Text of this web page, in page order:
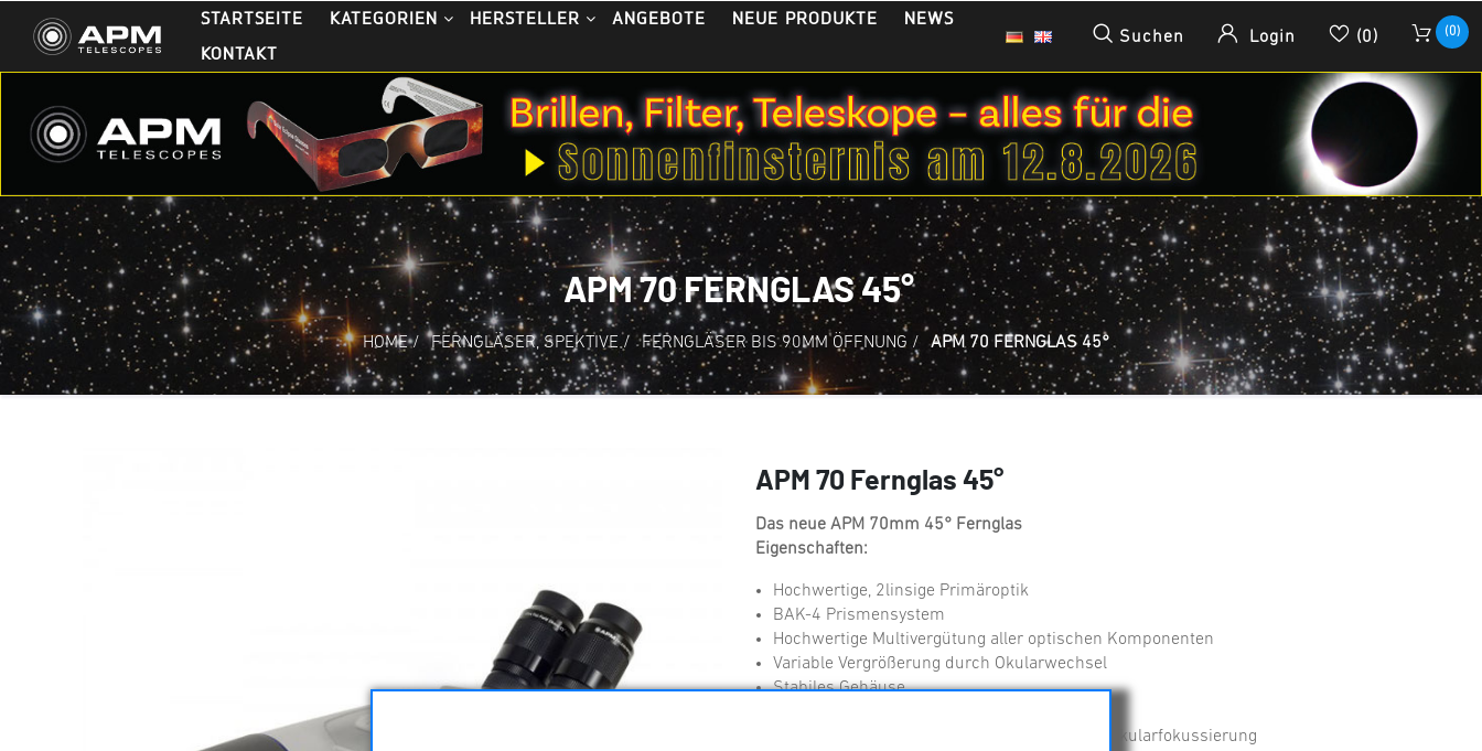
STARTSEITE KATEGORIEN HERSTELLER ANGEBOTE NEUE PRODUKTE
NEWS
KONTAKT
Suchen Login (0) (0)
APM 70 FERNGLAS 45°
HOME / FERNGLÄSER, SPEKTIVE / FERNGLÄSER BIS 90MM ÖFFNUNG / APM 70 FERNGLAS 45°
APM 70 Fernglas 45°
Das neue APM 70mm 45° Fernglas
Eigenschaften:
Hochwertige, 2linsige Primäroptik
BAK-4 Prismensystem
Hochwertige Multivergütung aller optischen Komponenten
Variable Vergrößerung durch Okularwechsel
Stabiles Gehäuse
Universelle 1,25" Okularaufnahme mit Einzelokularfokussierung